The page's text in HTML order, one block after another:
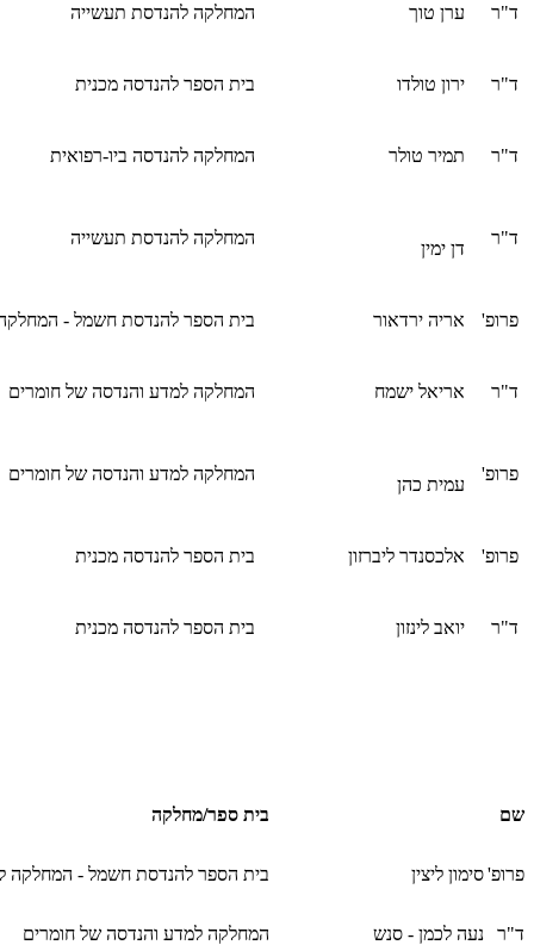
ד"ר ערן טוך המחלקה להנדסת תעשייה
ד"ר ירון טולדו בית הספר להנדסה מכנית
ד"ר תמיר טולר המחלקה להנדסה ביו-רפואית
ד"ר
דן ימין
המחלקה להנדסת תעשייה
פרופ' אריה ירדאור בית הספר להנדסת חשמל -
ד"ר אריאל ישמח המחלקה למדע והנדסה של חומרים
פרופ'
עמית כהן
המחלקה למדע והנדסה של חומרים
פרופ' אלכסנדר ליברזון בית הספר להנדסה מכנית
ד"ר יואב לינזון בית הספר להנדסה מכנית
שם בית ספר/מחלקה
פרופ'סימון ליצין בית הספר להנדסת חשמל - המחלקה
ד"ר נעה לכמן - סנש המחלקה למדע והנדסה של חומרים